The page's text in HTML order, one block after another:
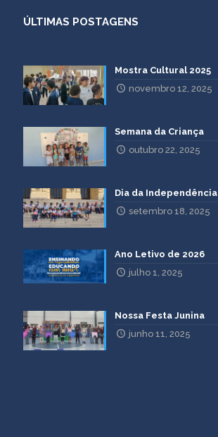
ÚLTIMAS POSTAGENS
Mostra Cultural 2025
novembro 12, 2025
Semana da Criança
outubro 22, 2025
Dia da Independência
setembro 18, 2025
Ano Letivo de 2026
julho 1, 2025
Nossa Festa Junina
junho 11, 2025